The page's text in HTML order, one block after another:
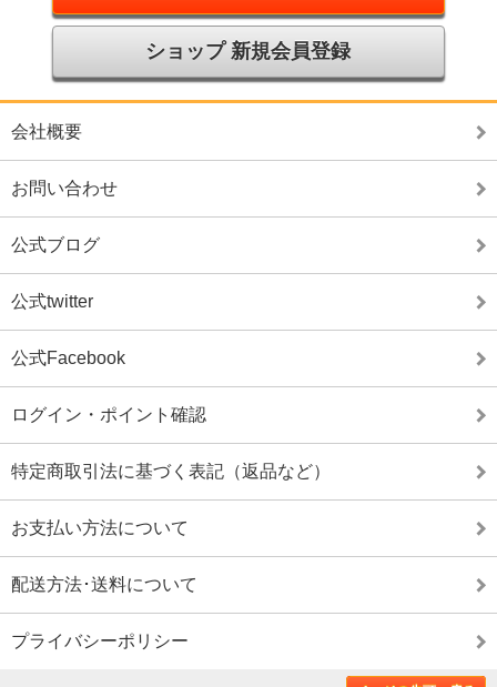
ショップ 新規会員登録
会社概要
お問い合わせ
公式ブログ
公式twitter
公式Facebook
ログイン・ポイント確認
特定商取引法に基づく表記（返品など）
お支払い方法について
配送方法･送料について
プライバシーポリシー